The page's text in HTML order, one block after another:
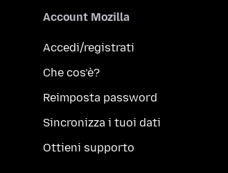
Account Mozilla
Accedi/registrati
Che cos’è?
Reimposta password
Sincronizza i tuoi dati
Ottieni supporto